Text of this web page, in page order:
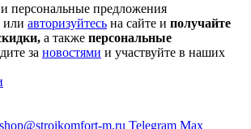
персональные предложения
или авторизуйтесь на сайте и получайте
а также персональные
за новостями и участвуйте в наших
shop@stroikomfort-m.ru Telegram Max